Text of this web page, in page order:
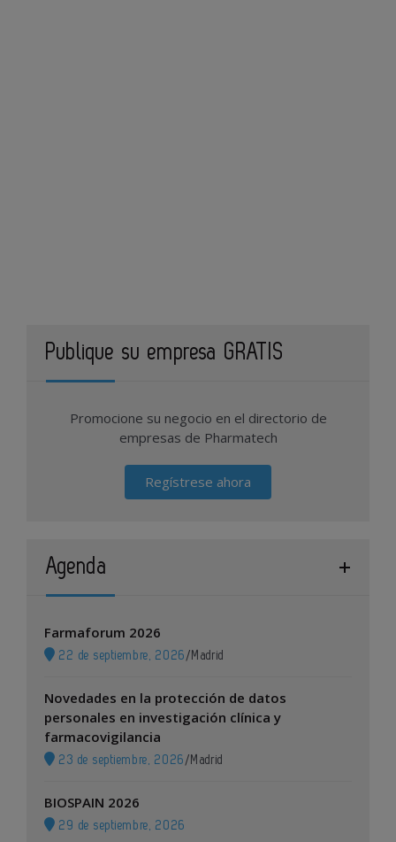
Publique su empresa GRATIS
Promocione su negocio en el directorio de
empresas de Pharmatech
Regístrese ahora
Agenda
Farmaforum 2026
22 de septiembre, 2026 / Madrid
Novedades en la protección de datos
personales en investigación clínica y
farmacovigilancia
23 de septiembre, 2026 / Madrid
BIOSPAIN 2026
29 de septiembre, 2026